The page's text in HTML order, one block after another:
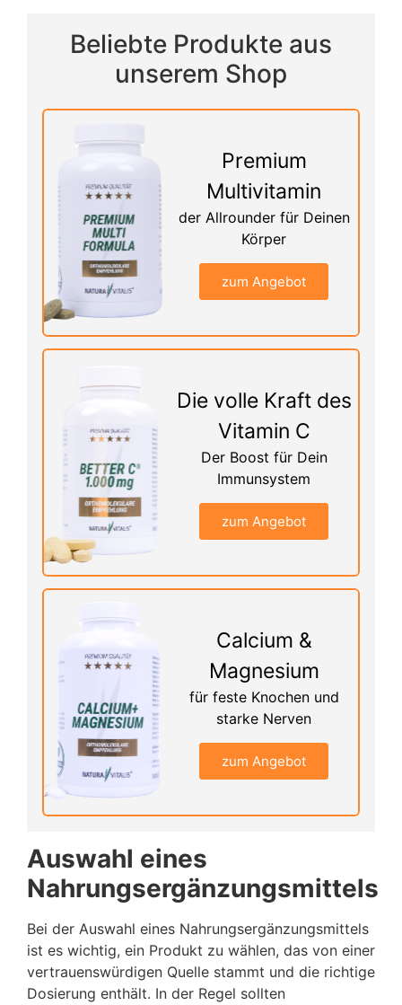
Beliebte Produkte aus
unserem Shop
Premium
Multivitamin
der Allrounder für Deinen
Körper
zum Angebot
Die volle Kraft des
Vitamin C
Der Boost für Dein
Immunsystem
zum Angebot
Calcium &
Magnesium
für feste Knochen und
starke Nerven
zum Angebot
Auswahl eines
Nahrungsergänzungsmittels
Bei der Auswahl eines Nahrungsergänzungsmittels
ist es wichtig, ein Produkt zu wählen, das von einer
vertrauenswürdigen Quelle stammt und die richtige
Dosierung enthält. In der Regel sollten